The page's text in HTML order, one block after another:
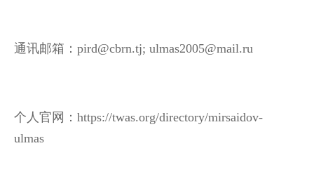
通讯邮箱：pird@cbrn.tj; ulmas2005@mail.ru
个人官网 ：https://twas.org/directory/mirsaidov-
ulmas